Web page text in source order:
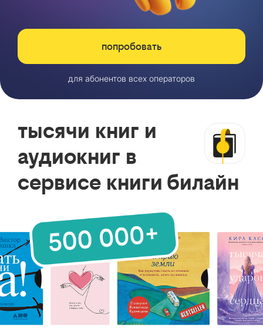
попробовать
для абонентов всех операторов
тысячи книг и
аудиокниг в
сервисе книги билайн